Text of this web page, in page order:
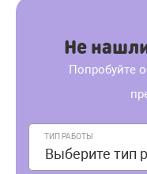
Не
Попробуйте
ТИП РАБОТЫ
Выберите тип